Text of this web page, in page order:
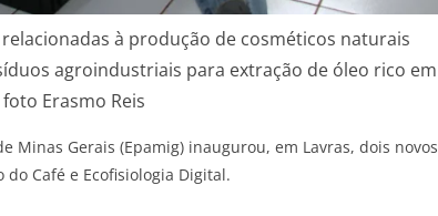
à produção de cosméticos naturais
agroindustriais para extração de óleo rico em
Erasmo Reis
Minas Gerais (Epamig) inaugurou, em Lavras, dois novos
Café e Ecofisiologia Digital.